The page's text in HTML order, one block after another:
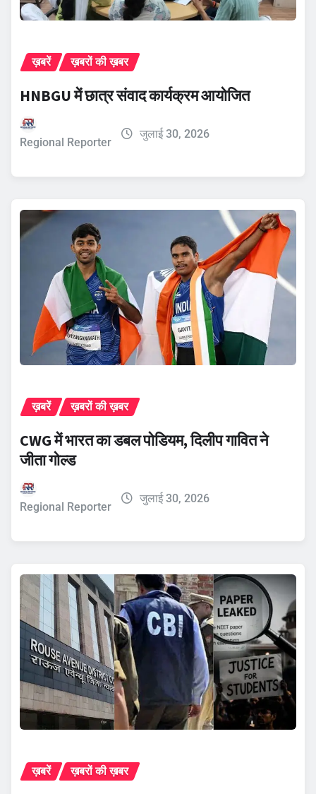
ख़बरें ख़बरों की ख़बर
HNBGU में छात्र संवाद कार्यक्रम आयोजित
Regional Reporter
जुलाई 30, 2026
ख़बरें ख़बरों की ख़बर
CWG में भारत का डबल पोडियम, दिलीप गावित ने
जीता गोल्ड
Regional Reporter
जुलाई 30, 2026
ख़बरें ख़बरों की ख़बर